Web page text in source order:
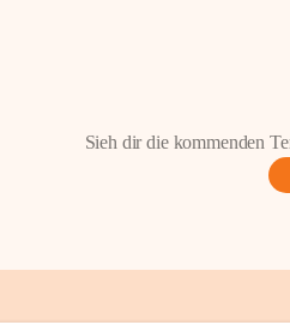
Sieh dir die kommenden